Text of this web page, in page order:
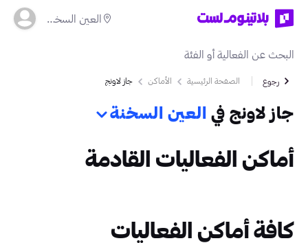
العين السخنة
رجوع الصفحة الرئيسية الأماكن جاز لاونج
جاز لاونج في العين السخنة
أماكن الفعاليات القادمة
كافة أماكن الفعاليات